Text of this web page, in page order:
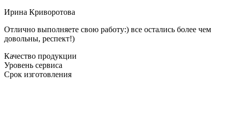
Ирина Криворотова
Отлично выполняете свою работу:) все остались более чем
довольны, респект!)
Качество продукции
Уровень сервиса
Срок изготовления